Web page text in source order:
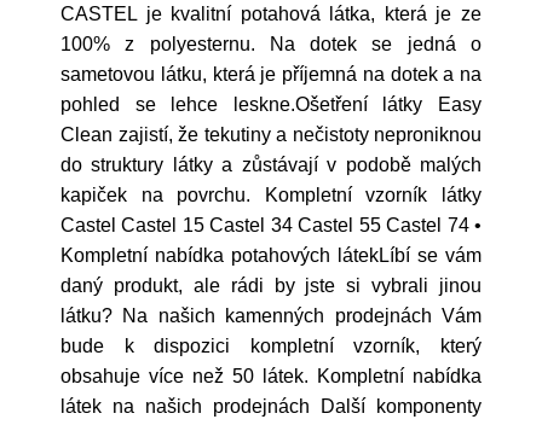
CASTEL je kvalitní potahová látka, která je ze
100% z polyesternu. Na dotek se jedná o
sametovou látku, která je příjemná na dotek a na
pohled se lehce leskne.Ošetření látky Easy
Clean zajistí, že tekutiny a nečistoty neproniknou
do struktury látky a zůstávají v podobě malých
kapiček na povrchu. Kompletní vzorník látky
Castel Castel 15 Castel 34 Castel 55 Castel 74 •
Kompletní nabídka potahových látekLíbí se vám
daný produkt, ale rádi by jste si vybrali jinou
látku? Na našich kamenných prodejnách Vám
bude k dispozici kompletní vzorník, který
obsahuje více než 50 látek. Kompletní nabídka
látek na našich prodejnách Další komponenty